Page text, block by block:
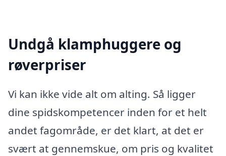
Undgå klamphuggere og
røverpriser
Vi kan ikke vide alt om alting. Så ligger
dine spidskompetencer inden for et helt
andet fagområde, er det klart, at det er
svært at gennemskue, om pris og kvalitet